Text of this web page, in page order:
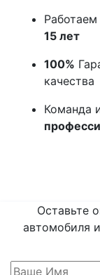
Работаем
15 лет
100%
качества
Команда
Оставьте
автомобиля